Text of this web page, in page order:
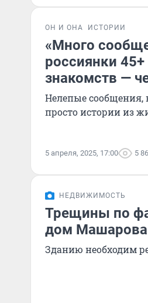
ОН И ОНА ИСТОРИИ
«Много
россиянки
знакомств —
Нелепые
просто истории из
5 апреля, 2025, 17:00 5
НЕДВИЖИМОСТЬ
Трещины по
дом Машарова
Зданию необходим